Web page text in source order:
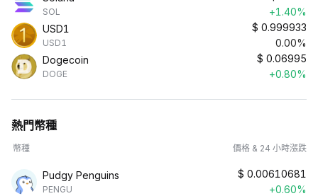
SOL
+1.40%
USD1
USD1
$ 0.999933
0.00%
Dogecoin
DOGE
$ 0.06995
+0.80%
熱門幣種
幣種 價格 & 24 小時漲跌
Pudgy Penguins
PENGU
$ 0.00610681
+0.60%